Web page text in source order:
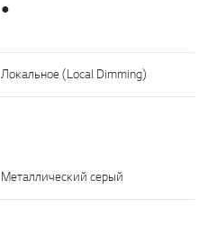
●
Локальное (Local Dimming)
Металлический серый